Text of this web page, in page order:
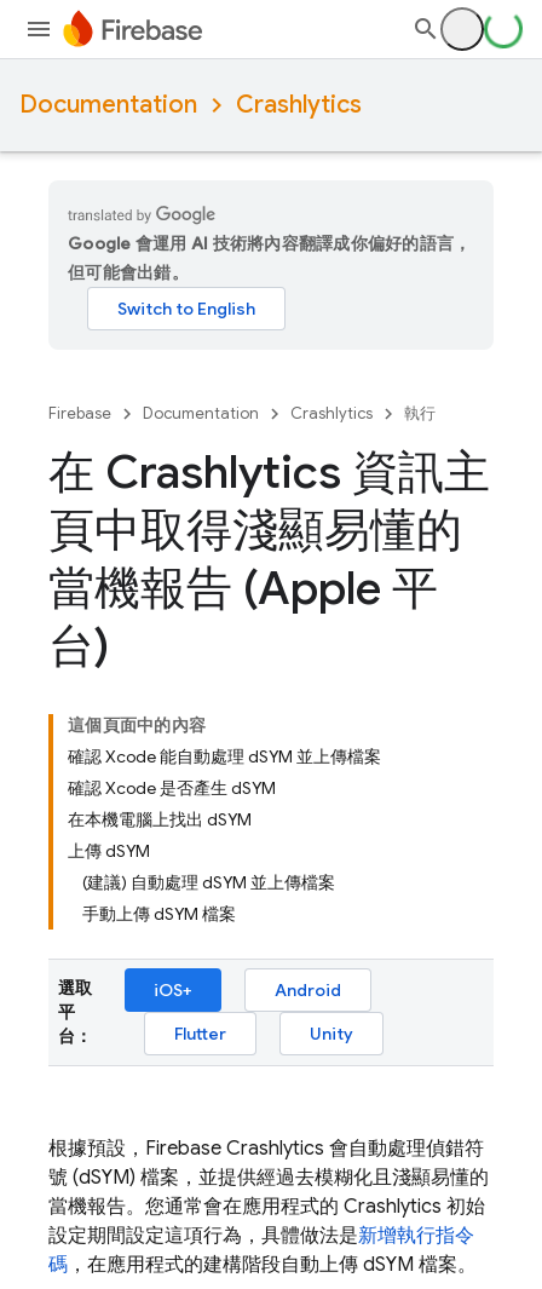
Documentation Crashlytics
Google 會運用 AI 技術將內容翻譯成你偏好的語言，
但可能會出錯。
Firebase Documentation Crashlytics 執行
在 Crashlytics 資訊主
頁中取得淺顯易懂的
當機報告 (Apple 平
台)
這個頁面中的內容
確認 Xcode 能自動處理 dSYM 並上傳檔案
確認 Xcode 是否產生 dSYM
在本機電腦上找出 dSYM
上傳 dSYM
(建議) 自動處理 dSYM 並上傳檔案
手動上傳 dSYM 檔案
選取
平
台：
iOS+
Android
Flutter
Unity
根據預設， Firebase Crashlytics 會自動處理偵錯符
號 (dSYM) 檔案，並提供經過去模糊化且淺顯易懂的
當機報告。您通常會在應用程式的 Crashlytics 初始
設定期間設定這項行為，具體做法是新增執行指令
碼 ，在應用程式的建構階段自動上傳 dSYM 檔案。